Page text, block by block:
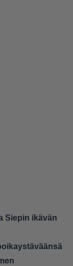
Siepin ikävän